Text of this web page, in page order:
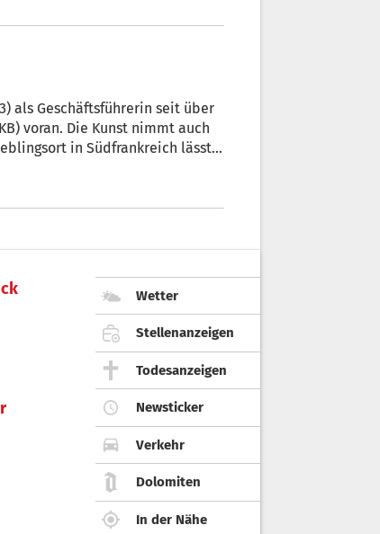
voran. Die Kunst nimmt auch
in Südfrankreich lässt
Wetter
Stellenanzeigen
Todesanzeigen
Newsticker
Verkehr
Dolomiten
In der Nähe